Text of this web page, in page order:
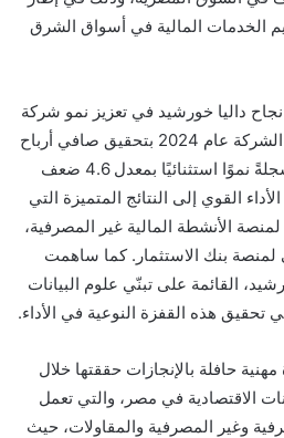
الخدمات المالية في أسواق الشرق
داليا خورشيد في تعزيز نمو شركة
بلتون القابضة، حيث اختتمت الشركة عام 2024 بتحقيق صافي أرباح
قياسي بلغ 1.7 مليار جنيه، مسجلةً نموًا استثنائيًا بمعدل 4.6 ضعف
ويعود هذا الأداء القوي إلى النتائج المتميزة التي
الأنشطة المالية غير المصرفية،
لمنصة بنك الاستثمار. كما ساهمت
القائمة على تبنّي علوم البيانات
تحقيق هذه القفزة النوعية في الأداء.
حافلة بالإنجازات حققتها خلال
الاقتصادية في مصر، والتي تعمل
وغير المصرفية والمقاولات، حيث